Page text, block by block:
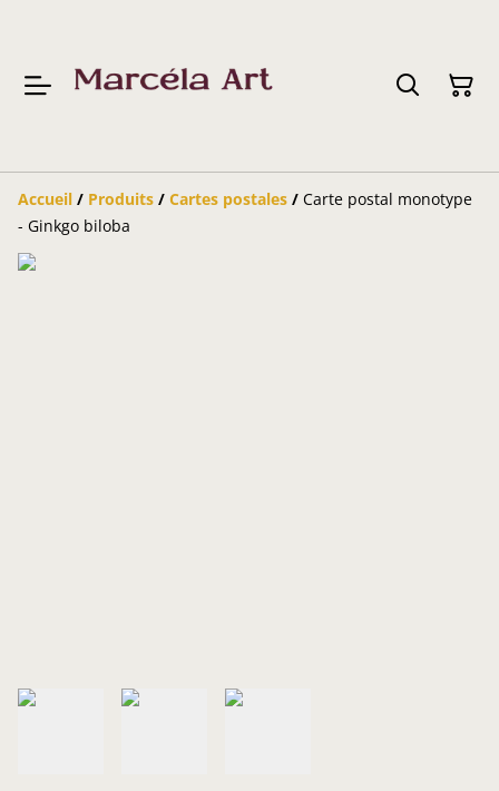
Accueil / Produits / Cartes postales / Carte postal monotype
- Ginkgo biloba